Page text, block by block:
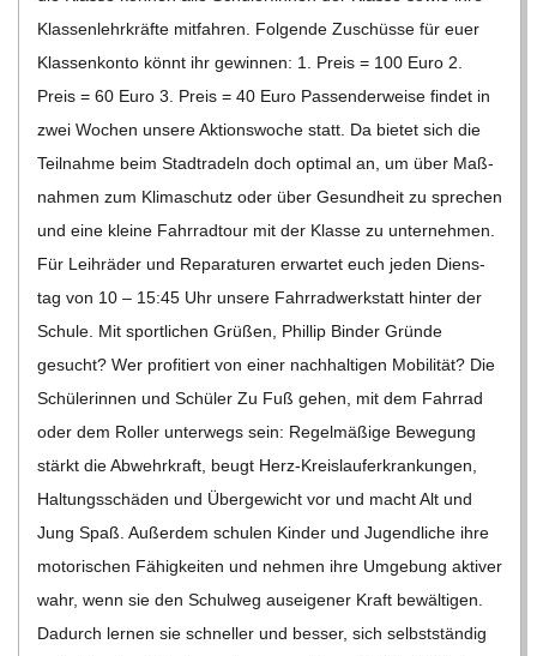
T
-
S
C
H
U
L
E
Klas­sen­lehr­kräfte mit­fah­ren. Fol­gende Zuschüsse für euer
Klas­sen­konto könnt ihr gewin­nen: 1. Preis = 100 Euro 2.
Preis = 60 Euro 3. Preis = 40 Euro Pas­sen­der­weise fin­det in
zwei Wochen unsere Akti­ons­wo­che statt. Da bie­tet sich die
Teil­nahme beim Stadt­ra­deln doch opti­mal an, um über Maß­
nah­men zum Kli­ma­schutz oder über Gesund­heit zu spre­chen
und eine kleine Fahr­rad­tour mit der Klasse zu unter­neh­men.
Für Leih­rä­der und Repa­ra­tu­ren erwar­tet euch jeden Diens­
tag von 10 – 15:45 Uhr unsere Fahr­rad­werk­statt hin­ter der
Schule. Mit sport­li­chen Grü­ßen, Phil­lip Bin­der Gründe
gesucht? Wer pro­fi­tiert von einer nach­hal­ti­gen Mobi­li­tät? Die
Schü­le­rin­nen und Schü­ler Zu Fuß gehen, mit dem Fahr­rad
oder dem Rol­ler unter­wegs sein: Regel­mä­ßige Bewe­gung
stärkt die Abwehr­kraft, beugt Herz-Kreis­lauf­er­kran­­kun­­gen,
Hal­tungs­schä­den und Über­ge­wicht vor und macht Alt und
Jung Spaß. Außer­dem schu­len Kin­der und Jugend­li­che ihre
moto­ri­schen Fähig­kei­ten und neh­men ihre Umge­bung akti­ver
wahr, wenn sie den Schul­weg aus­ei­ge­ner Kraft bewäl­ti­gen.
Dadurch ler­nen sie schnel­ler und bes­ser, sich selbst­stän­dig